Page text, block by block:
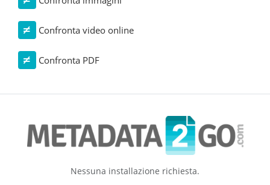
Confronta video online
Confronta PDF
Nessuna installazione richiesta.